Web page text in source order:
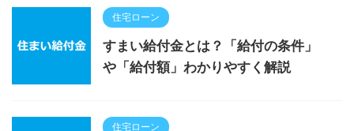
住宅ローン
すまい給付金とは？「給付の条件」
や「給付額」わかりやすく解説
住宅ローン